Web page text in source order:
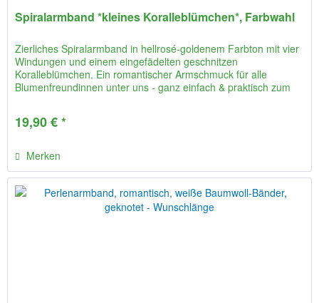
Spiralarmband *kleines Koralleblümchen*, Farbwahl
Zierliches Spiralarmband in hellrosé-goldenem Farbton mit vier
Windungen und einem eingefädelten geschnitzen
Koralleblümchen. Ein romantischer Armschmuck für alle
Blumenfreundinnen unter uns - ganz einfach & praktisch zum
19,90 € *
Merken